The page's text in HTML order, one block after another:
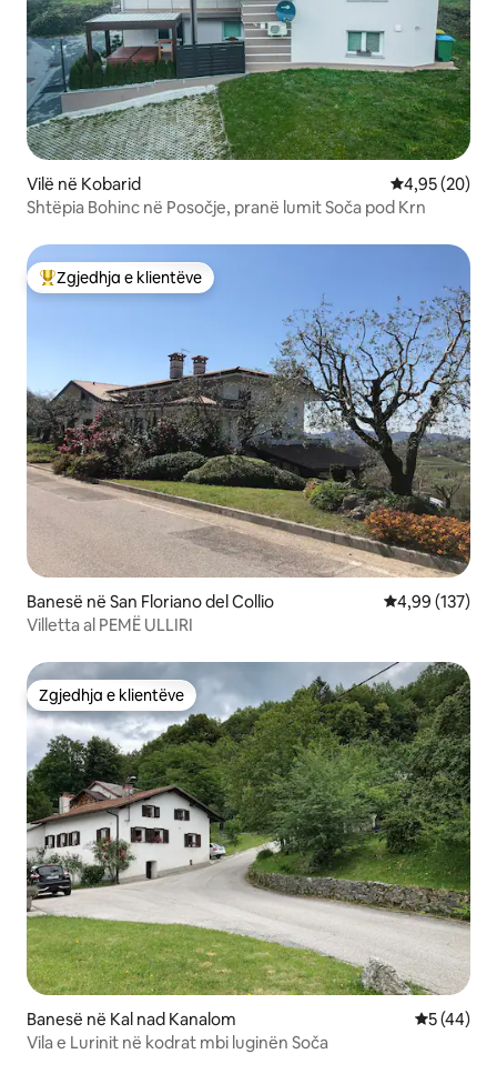
Vilë në Kobarid Vlerësimi
4,95 (20)
Shtëpia Bohinc në Posočje, pranë lumit Soča pod Krn
Më të mirat e zgjedhjeve të klientëve
Zgjedhja e klientëve
Banesë në San Floriano del Collio Vlerësimi
4,99 (137)
Villetta al PEMË ULLIRI
Zgjedhja e klientëve
Zgjedhja e klientëve
Banesë në Kal nad Kanalom Vlerësimi
5 (44)
Vila e Lurinit në kodrat mbi luginën Soča